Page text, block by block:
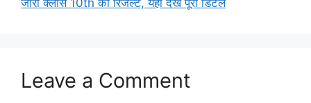
Leave a Comment